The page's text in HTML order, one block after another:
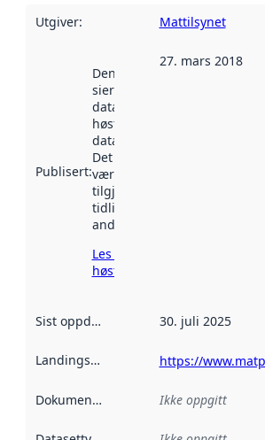
Utgiver: Mattilsynet
Publisert:
Denne datoen
sier når
datasettet ble
høstet av
data.norge.no.
Det kan ha
vært
tilgjengelig
tidligere
andre steder.
Les mer om
høsting her
27. mars 2018
Sist oppdatert 30. juli 2025
Landingsside https://
Dokumentasjon Ikke oppgitt